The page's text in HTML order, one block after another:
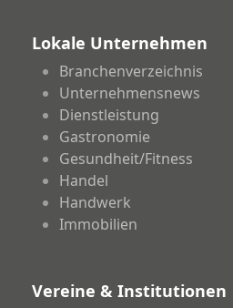
Lokale Unternehmen
Branchenverzeichnis
Unternehmensnews
Dienstleistung
Gastronomie
Gesundheit/Fitness
Handel
Handwerk
Immobilien
Vereine & Institutionen